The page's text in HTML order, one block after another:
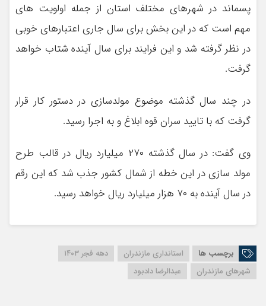
پسماند در شهرهای مختلف استان از جمله اولویت های
مهم است که در این بخش برای سال جاری اعتبارهای خوبی
در نظر گرفته شد و این فرایند برای سال آینده شتاب خواهد
گرفت.
در چند سال گذشته موضوع مولدسازی در دستور کار قرار
گرفت که با تایید سران قوه ابلاغ و به اجرا رسید.
وی گفت: در سال گذشته ۲۷۰ میلیارد ریال در قالب طرح
مولد سازی در این خطه از شمال کشور جذب شد که این رقم
در سال آینده به ۷۰ هزار میلیارد ریال خواهد رسید.
برچسب ها استانداری مازندران
دهه فجر ۱۴۰۳
شهرهای مازندران
عبدالرضا دادبود